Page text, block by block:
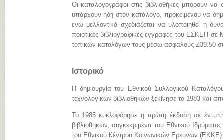
Οι καταλογογράφοι στις βιβλιοθήκες μπορούν να
υπάρχουν ήδη στον κατάλογο, προκειμένου να
ενώ μελλοντικά σχεδιάζεται να υλοποιηθεί η
ποιοτικές βιβλιογραφικές εγγραφές του ΕΣΚΕΠ
τοπικών καταλόγων τους μέσω ασφαλούς Z39.50
Ιστορικό
Η δημιουργία του Εθνικού Συλλογικού
τεχνολογικών βιβλιοθηκών ξεκίνησε το 1983 και
Το 1985 κυκλοφόρησε η πρώτη έκδοση σε
βιβλιοθηκών, συγκεκριμένα του Εθνικού
του Εθνικού Κέντρου Κοινωνικών Ερευνών